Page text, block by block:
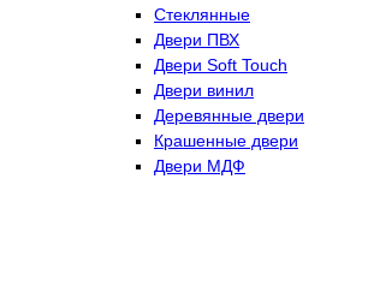
Стеклянные
Двери ПВХ
Двери Soft Touch
Двери винил
Деревянные двери
Крашенные двери
Двери МДФ